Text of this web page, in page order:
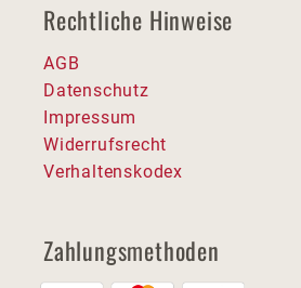
Rechtliche Hinweise
AGB
Datenschutz
Impressum
Widerrufsrecht
Verhaltenskodex
Zahlungsmethoden